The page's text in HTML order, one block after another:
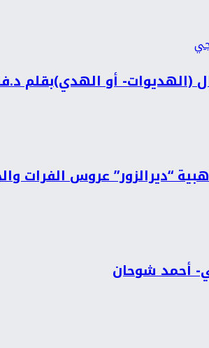
(الهديوات- أو الهدي)بقلم
“ديرالزور” عروس الفرات
أحمد شوحان